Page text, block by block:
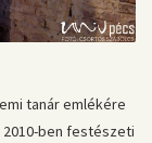
tanár emlékére
2010-ben festészeti